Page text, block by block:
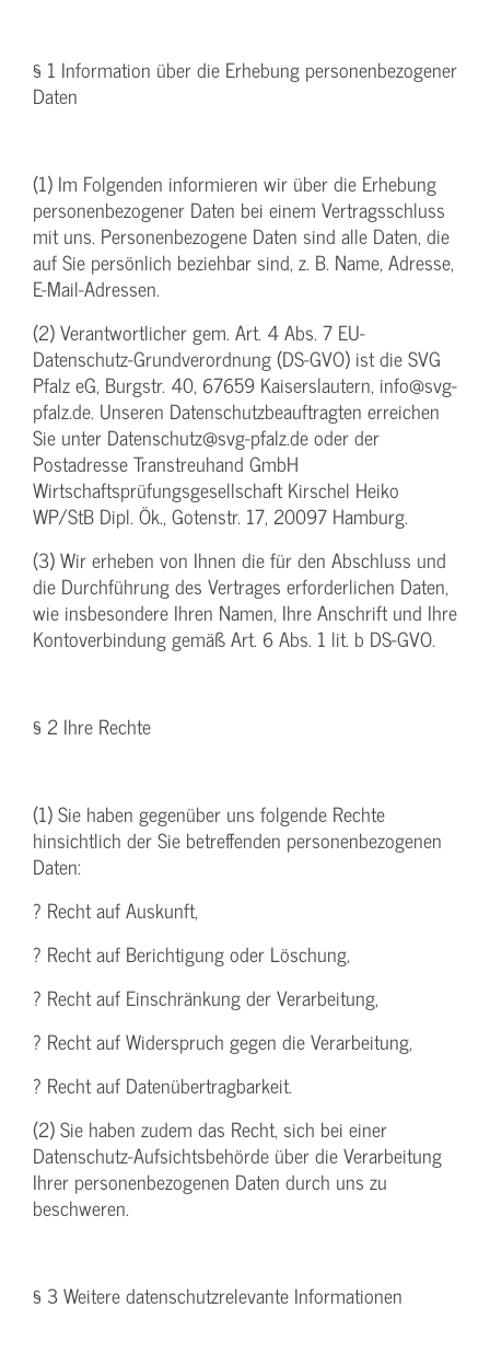
§ 1 Information über die Erhebung personenbezogener
Daten
(1) Im Folgenden informieren wir über die Erhebung
personenbezogener Daten bei einem Vertragsschluss
mit uns. Personenbezogene Daten sind alle Daten, die
auf Sie persönlich beziehbar sind, z. B. Name, Adresse,
E-Mail-Adressen.
(2) Verantwortlicher gem. Art. 4 Abs. 7 EU-
Datenschutz-Grundverordnung (DS-GVO) ist die SVG
Pfalz eG, Burgstr. 40, 67659 Kaiserslautern, info@svg-
pfalz.de. Unseren Datenschutzbeauftragten erreichen
Sie unter Datenschutz@svg-pfalz.de oder der
Postadresse Transtreuhand GmbH
Wirtschaftsprüfungsgesellschaft Kirschel Heiko
WP/StB Dipl. Ök., Gotenstr. 17, 20097 Hamburg.
(3) Wir erheben von Ihnen die für den Abschluss und
die Durchführung des Vertrages erforderlichen Daten,
wie insbesondere Ihren Namen, Ihre Anschrift und Ihre
Kontoverbindung gemäß Art. 6 Abs. 1 lit. b DS-GVO.
§ 2 Ihre Rechte
(1) Sie haben gegenüber uns folgende Rechte
hinsichtlich der Sie betreffenden personenbezogenen
Daten:
? Recht auf Auskunft,
? Recht auf Berichtigung oder Löschung,
? Recht auf Einschränkung der Verarbeitung,
? Recht auf Widerspruch gegen die Verarbeitung,
? Recht auf Datenübertragbarkeit.
(2) Sie haben zudem das Recht, sich bei einer
Datenschutz-Aufsichtsbehörde über die Verarbeitung
Ihrer personenbezogenen Daten durch uns zu
beschweren.
§ 3 Weitere datenschutzrelevante Informationen